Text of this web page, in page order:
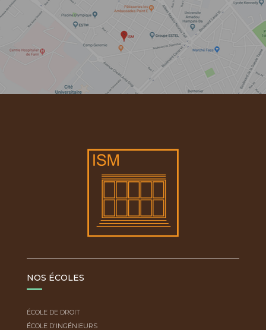
NOS ÉCOLES
ÉCOLE DE DROIT
ÉCOLE D'INGÉNIEURS